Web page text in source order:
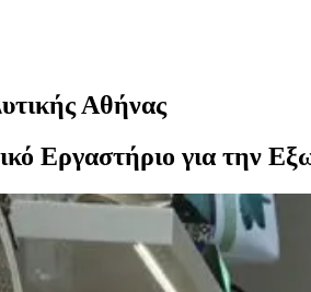
Αθήνας
Εργαστήριο για την